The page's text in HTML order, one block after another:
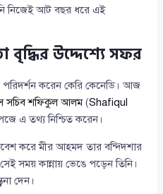
নিজেই আট বছর ধরে এই
বৃদ্ধির উদ্দেশ্যে সফর
করেন কেরি কেনেডি। আজ
সচিব শফিকুল আলম(Shafiqul
এ তথ্য নিশ্চিত করেন।
করে মীর আহমদ তার বন্দিদশার
সময় কান্নায় ভেঙে পড়েন তিনি।
দেন।